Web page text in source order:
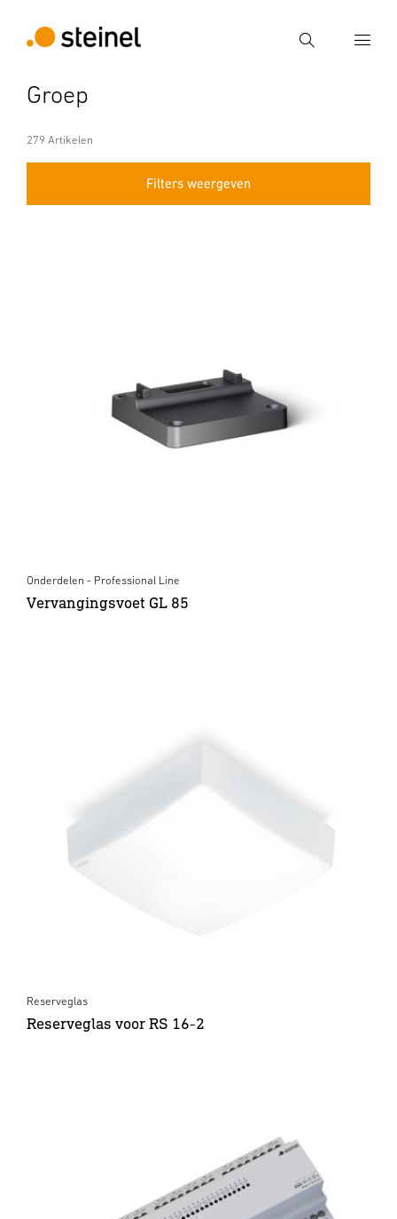
Zoek
Groep
279 Artikelen
Filters weergeven
Onderdelen - Professional Line
Vervangingsvoet GL 85
Reserveglas
Reserveglas voor RS 16-2